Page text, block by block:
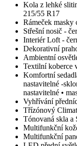
Kola z lehké
215/55 R17
Rámeček masky
Střešní nosič -
Interiér Loft -
Dekorativní
Ambientní
Textilní koberce
Komfortní
nastavitelné -
nastavitelné •
Vyhřívání
Třízónový
Tónovaná skla a
Multifunkční
Multifunkční